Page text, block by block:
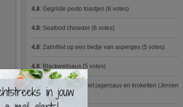
4.8: Gegrilde pesto toastjes (8 votes)
4.8: Seafood chowder (6 votes)
4.8: Zalmfilet op een bedje van asperges (5 votes)
4.8: Blackwellsaus (5 votes)
4.7
Varkenshaasje met jagersaus en kroketten (Jeroen
Meus)(15 votes)
×